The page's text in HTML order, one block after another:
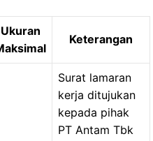
Ukuran
Keterangan
Surat lamaran
kerja ditujukan
kepada pihak
PT Antam Tbk